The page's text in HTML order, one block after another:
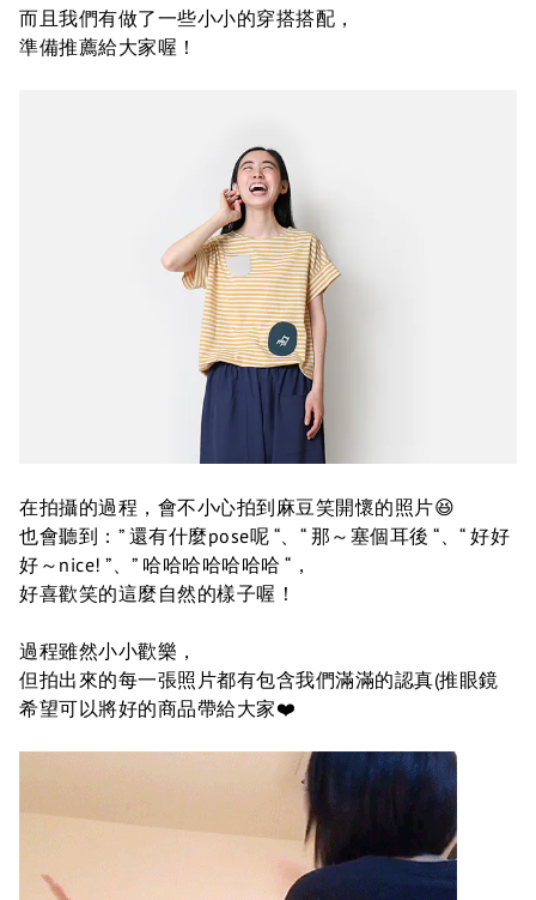
而且我們有做了一些小小的穿搭搭配，
準備推薦給大家喔！
在拍攝的過程，會不小心拍到麻豆笑開懷的照片😆
也會聽到：” 還有什麼pose呢 “、“ 那～塞個耳後 “、“ 好好
好～nice! ”、” 哈哈哈哈哈哈哈 “，
好喜歡笑的這麼自然的樣子喔！
過程雖然小小歡樂，
但拍出來的每一張照片都有包含我們滿滿的認真(推眼鏡
希望可以將好的商品帶給大家❤️